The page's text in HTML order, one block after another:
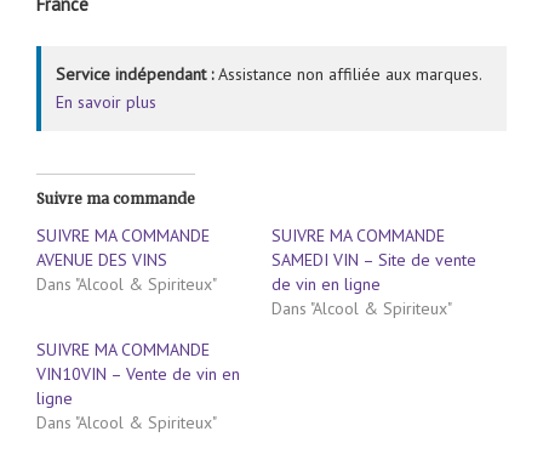
Service indépendant :Assistance non affiliée aux marques.
En savoir plus
Suivre ma commande
SUIVRE MA COMMANDE
AVENUE DES VINS
Dans "Alcool & Spiriteux"
SUIVRE MA COMMANDE
SAMEDI VIN – Site de vente
de vin en ligne
Dans "Alcool & Spiriteux"
SUIVRE MA COMMANDE
VIN10VIN – Vente de vin en
ligne
Dans "Alcool & Spiriteux"